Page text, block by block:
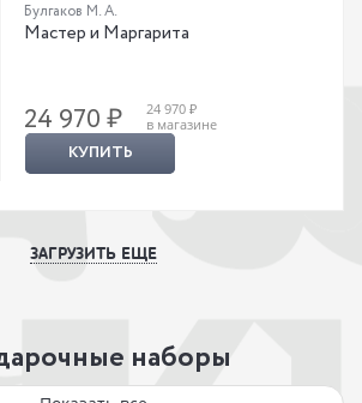
Булгаков М. А.
Мастер и Маргарита
24 970 ₽
24 970 ₽
в магазине
КУПИТЬ
ЗАГРУЗИТЬ ЕЩЕ
наборы